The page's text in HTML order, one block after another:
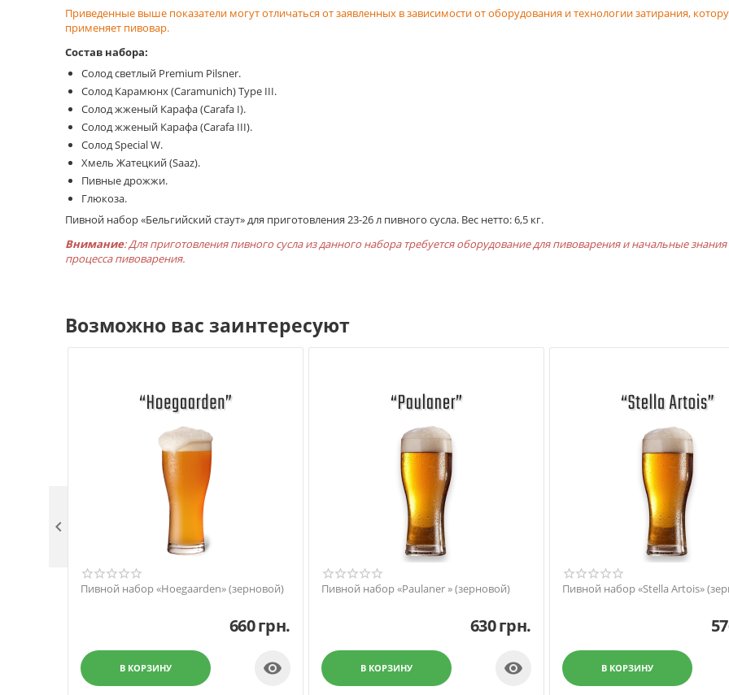
Приведенные выше показатели могут отличаться от заявленных в зависимости от оборудования и технологии затирания,
применяет пивовар.
Состав набора:
Солод светлый Рremium Рilsner.
Солод Карамюнх (Сaramunich) Тype III.
Cолод жженый Карафа (Сarafa I).
Солод жженый Карафа (Сarafa III).
Солод Special W.
Хмель Жатецкий (Saaz).
Пивные дрожжи.
Глюкоза.
Пивной набор «Бельгийский стаут» для приготовления 23-26 л пивного сусла. Вес нетто: 6,5 кг.
Внимание: Для приготовления пивного сусла из данного набора требуется оборудование для пивоварения и начальные знания
процесса пивоварения.
Возможно вас заинтересуют
Пивной набор «Hoegaarden» (зерновой)
660грн.
В КОРЗИНУ 
Пивной набор «Paulaner » (зерновой)
630грн.
В КОРЗИНУ 
Пивной набор «Stella Artois»
В КОРЗИНУ
